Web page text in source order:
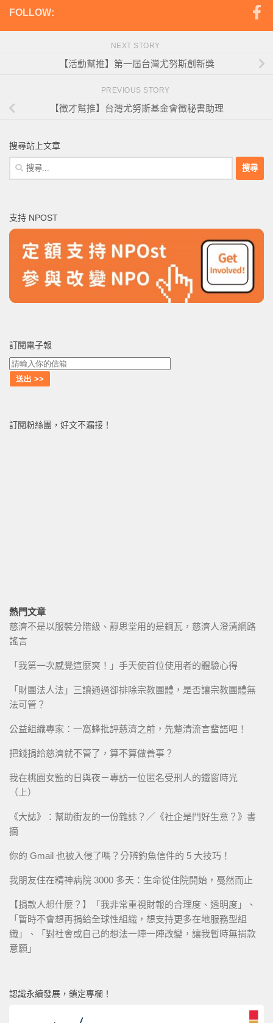
FOLLOW:
NEXT STORY
【活動幫推】第一屆台灣尤努斯創新獎
PREVIOUS STORY
【徵才幫推】台灣尤努斯基金會徵秘書助理
搜尋站上文章
搜
尋
字:
支持 NPOST
訂閱電子報
訂閱粉絲團，好文不漏接！
熱門文章
慈濟不是以服裝分階級、靜思堂用的是銅瓦，慈濟人澄清網路
謠言
「我第一次感覺這麼爽！」手天使首位使用者的體驗心得
「財團法人法」三讀通過卻排除宗教團體，是否讓宗教團體無
法可管？
公益組織專家：一窩蜂批評慈濟之前，先釐清流言蜚語吧！
把錢捐給慈濟就不管了，算不算做善事？
我在桃園女監的日與夜－專訪一位匿名受刑人的鐵窗時光
（上）
《大誌》：幫助街友的一份雜誌？／《社企是門好生意？》書
摘
你的 Gmail 也被入侵了嗎？分辨釣魚信件的 5 大技巧！
我朋友住在精神病院 3000 多天：生命從住院開始，戞然而止
【捐款人想什麼？】「我非常重視財報的合理度、透明度」、
「暫時不會想再捐給全球性組織，想支持更多在地服務型組
織」、「對社會或自己的想法一陣一陣改變，讓我暫時無捐款
意願」
認識永續發展，鎖定專欄！